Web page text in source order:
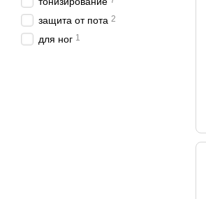
защита от пота 2
для ног 1